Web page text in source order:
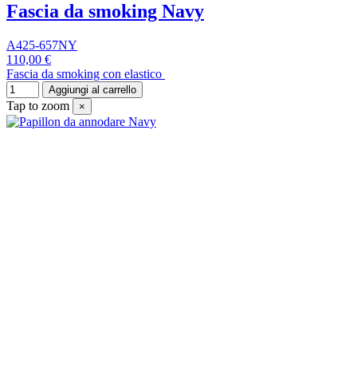
Fascia da smoking Navy
A425-657NY
110,00 €
Fascia da smoking con elastico
Aggiungi al carrello
Tap to zoom ×